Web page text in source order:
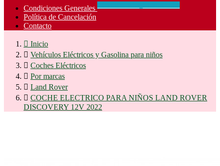
Condiciones Generales
Política de Cancelación
Contacto
 Inicio
 Vehículos Eléctricos y Gasolina para niños
 Coches Eléctricos
 Por marcas
 Land Rover
 COCHE ELECTRICO PARA NIÑOS LAND ROVER
DISCOVERY 12V 2022